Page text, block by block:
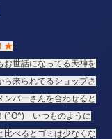
★
世話になってる天神を
来られてるショップさ
バーさんを合わせると
(^O^) いつものように
比べるとゴミは少なくな